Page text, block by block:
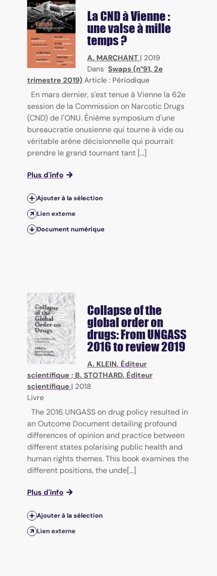
La CND à Vienne :
une valse à mille
temps ?
A. MARCHANT | 2019
Dans Swaps (n°91, 2e
trimestre 2019) Article : Périodique
En mars dernier, s'est tenue à Vienne la 62e
session de la Commission on Narcotic Drugs
(CND) de l'ONU. Énième symposium d'une
bureaucratie onusienne qui tourne à vide ou
véritable arène décisionnelle qui pourrait
prendre le grand tournant tant [...]
Plus d'info
Ajouter à la sélection
Lien externe
Document numérique
Collapse of the
global order on
drugs: From UNGASS
2016 to review 2019
A. KLEIN, Éditeur
scientifique ; B. STOTHARD, Éditeur
scientifique | 2018
Livre
The 2016 UNGASS on drug policy resulted in
an Outcome Document detailing profound
differences of opinion and practice between
different states polarising public health and
human rights themes. This book examines the
different positions, the unde[...]
Plus d'info
Ajouter à la sélection
Lien externe